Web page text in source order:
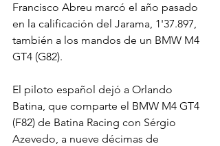
Francisco Abreu marcó el año pasado
en la calificación del Jarama, 1'37.897,
también a los mandos de un BMW M4
GT4 (G82).
El piloto español dejó a Orlando
Batina, que comparte el BMW M4 GT4
(F82) de Batina Racing con Sérgio
Azevedo, a nueve décimas de